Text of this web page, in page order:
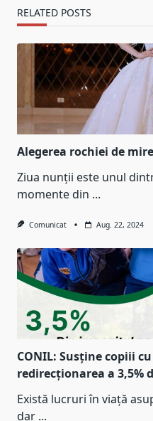
RELATED POSTS
Alegerea rochiei de
Ziua nunții este unul
momente din ...
Comunicat Aug. 22, 2024
CONIL: Susține copiii
redirecționarea a 3,5%
Există lucruri în viață
dar ...